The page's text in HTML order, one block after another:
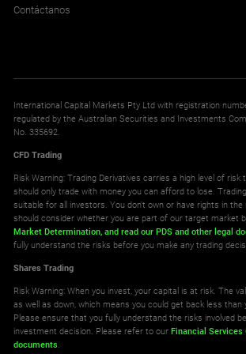
0.680
All Accounts
SA40
South Africa 40 Index
7.500
All Accounts
SE30
Sweden 30
0.380
All Accounts
Contáctanos
International Capital Markets Pty Ltd with registration
regulated by the Australian Securities and Investments
No. 335692.
CFD Trading
Risk Warning: Trading Derivatives carries a high level of risk
should only trade with money you can afford to lose.
suitable for all investors. You don't own or have rights in
should consider whether you are part of our target market
Market Determination, and read our PDS and other legal
fully understand the risks before you make any trading
Shares Trading
Risk Warning: When you invest, your capital is at risk. The
as well as down, which means you could get back less than
Please ensure that you fully understand the risks involved
investment decision. Please refer to ourFinancial Services
documents.